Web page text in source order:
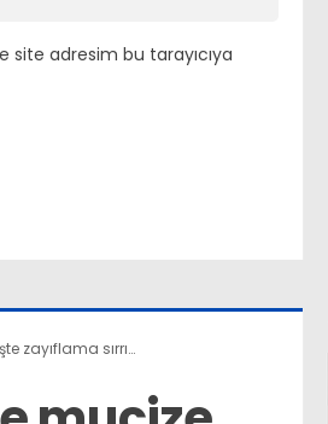
site adresim bu tarayıcıya
zayıflama sırrı…